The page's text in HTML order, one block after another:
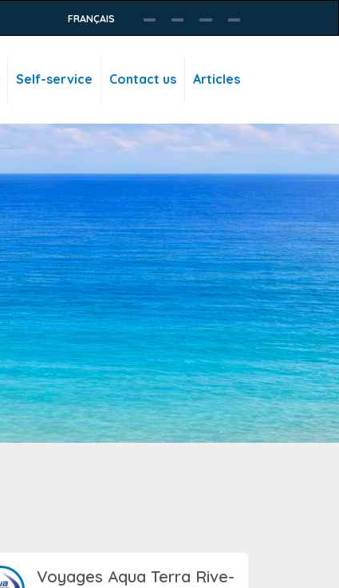
FRANÇAIS
Self-service Contact us Articles
Voyages Aqua Terra Rive-